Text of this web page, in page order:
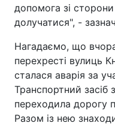
допомога зі
долучатися", -
Нагадаємо, що
перехресті вулиць
сталася аварія за
Транспортний засіб
переходила дорогу
Разом із нею